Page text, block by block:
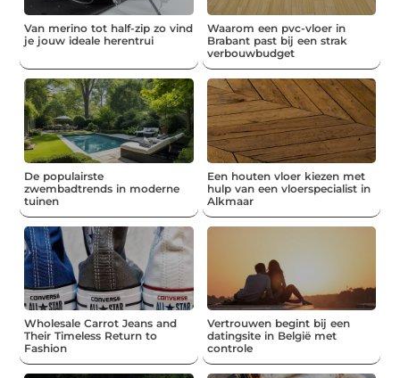
Van merino tot half-zip zo vind
je jouw ideale herentrui
Waarom een pvc-vloer in
Brabant past bij een strak
verbouwbudget
De populairste
zwembadtrends in moderne
tuinen
Een houten vloer kiezen met
hulp van een vloerspecialist in
Alkmaar
Wholesale Carrot Jeans and
Their Timeless Return to
Fashion
Vertrouwen begint bij een
datingsite in België met
controle